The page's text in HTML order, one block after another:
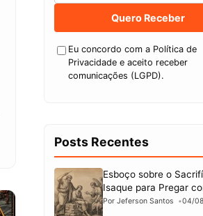
Quero Receber
Eu concordo com a Política de
Privacidade e aceito receber
comunicações (LGPD).
Posts Recentes
Esboço sobre o
Isaque para Pregar
Por Jeferson Santos 04/